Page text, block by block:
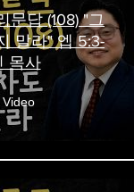
문답 (108) "그
말라" 엡 5:3-
목사
Video